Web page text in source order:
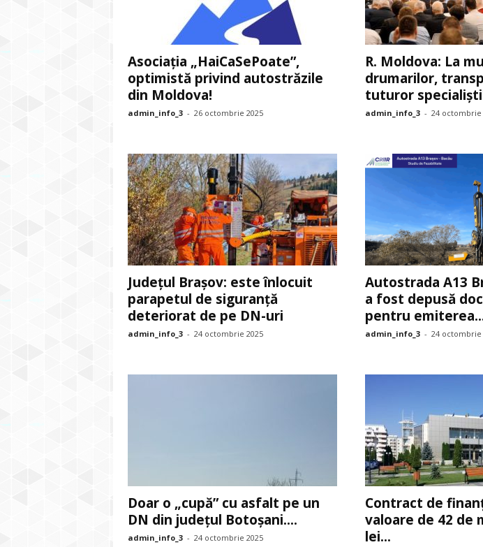
Asociația „HaiCaSePoate”,
optimistă privind autostrăzile
din Moldova!
admin_info_3 - 26 octombrie 2025
R. Moldova: La
drumarilor,
tuturor
admin_info_3 - 24 octombrie
Județul Brașov: este înlocuit
parapetul de siguranță
deteriorat de pe DN-uri
admin_info_3 - 24 octombrie 2025
Autostrada A13
a fost depusă
pentru
admin_info_3 - 24 octombrie
Doar o „cupă” cu asfalt pe un
DN din județul Botoșani....
admin_info_3 - 24 octombrie 2025
Contract de
valoare de 42 de
lei...